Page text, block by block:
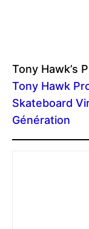
Tony Hawk’s
Tony Hawk
Skateboard
Génération